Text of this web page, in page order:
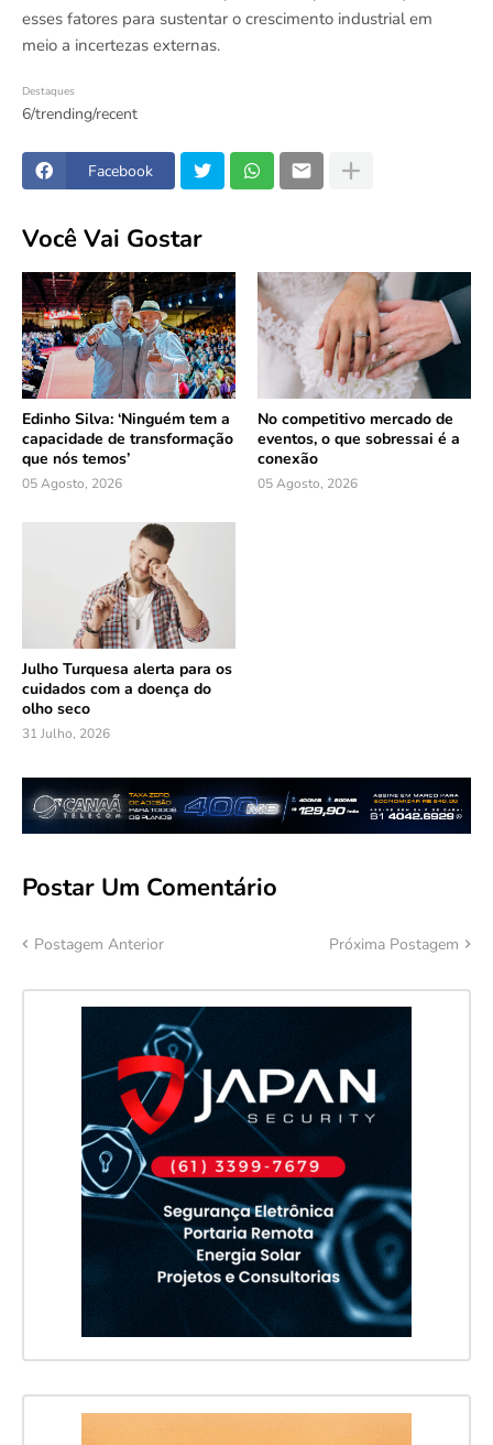
esses fatores para sustentar o crescimento industrial em
meio a incertezas externas.
Destaques
6/trending/recent
Facebook
Você Vai Gostar
Edinho Silva: ‘Ninguém tem a
capacidade de transformação
que nós temos’
05 Agosto, 2026
No competitivo mercado de
eventos, o que sobressai é a
conexão
05 Agosto, 2026
Julho Turquesa alerta para os
cuidados com a doença do
olho seco
31 Julho, 2026
Postar Um Comentário
Postagem Anterior Próxima Postagem